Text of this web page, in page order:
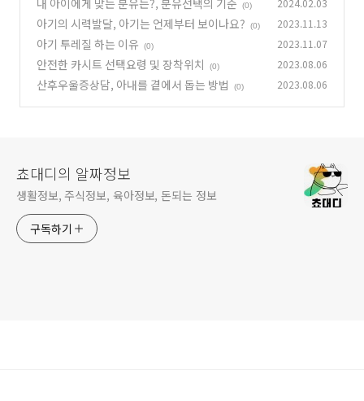
(0) 2024.02.03
아기의 시력발달, 아기는 언제부터 보이나요? (0) 2023.11.13
아기 투레질 하는 이유 (0) 2023.11.07
안전한 카시트 선택요령 및 장착위치 (0) 2023.08.06
산후우울증상담, 아내를 곁에서 돕는 방법 (0) 2023.08.06
쵸대디의 알짜정보
생활정보, 주식정보, 육아정보, 돈되는 정보
구독하기